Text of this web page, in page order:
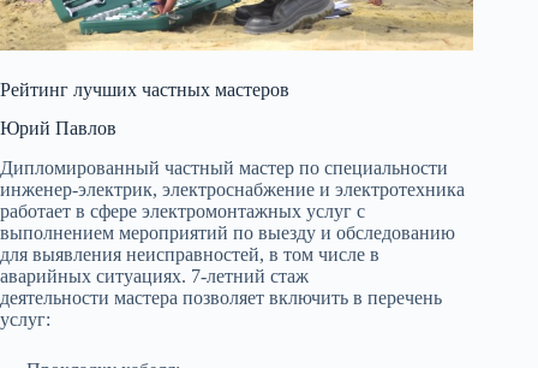
Рейтинг лучших частных мастеров
Юрий Павлов
Дипломированный частный мастер по специальности
инженер-электрик, электроснабжение и электротехника
работает в сфере электромонтажных услуг с
выполнением мероприятий по выезду и обследованию
для выявления неисправностей, в том числе в
аварийных ситуациях. 7-летний стаж
деятельности мастера позволяет включить в перечень
услуг: